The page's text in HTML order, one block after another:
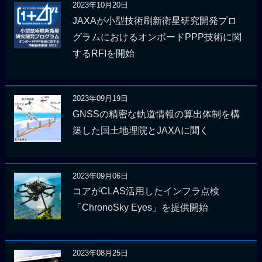
2023年10月20日
JAXAが小型技術刷新衛星研究開発プロ
グラムにおけるオンボードPPP技術に関
するRFIを開始
2023年09月19日
GNSSの精密な軌道情報の算出体制を構
築した国土地理院とJAXAに聞く
2023年09月06日
コアがCLAS活用したインフラ点検
「ChronoSky Eyes」を提供開始
2023年08月25日